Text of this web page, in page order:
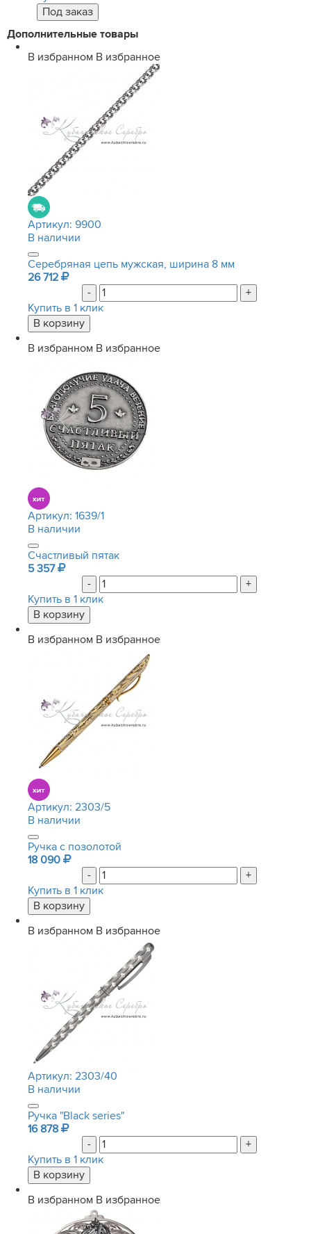
Дополнительные товары
В избранном В избранное
Артикул: 9900
В наличии
Серебряная цепь мужская, ширина 8 мм
26 712
-
+
Купить в 1 клик
В избранном В избранное
Артикул: 1639/1
В наличии
Счастливый пятак
5 357
-
+
Купить в 1 клик
В избранном В избранное
Артикул: 2303/5
В наличии
Ручка с позолотой
18 090
-
+
Купить в 1 клик
В избранном В избранное
Артикул: 2303/40
В наличии
Ручка "Black series"
16 878
-
+
Купить в 1 клик
В избранном В избранное